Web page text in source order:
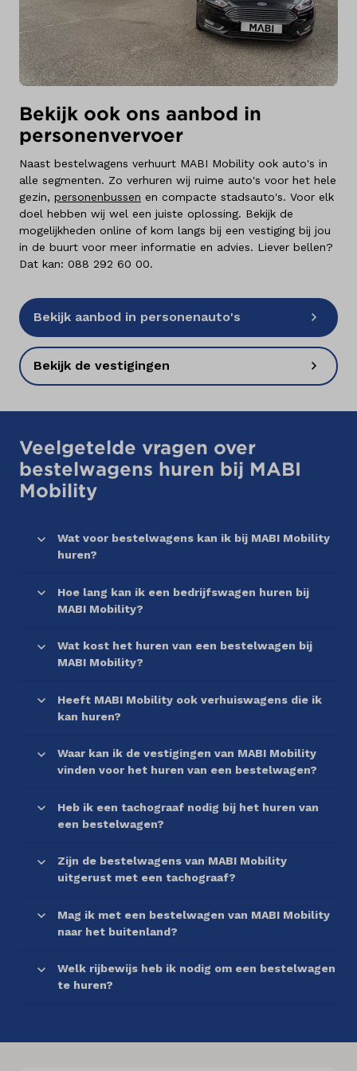
Bekijk ook ons aanbod in
personenvervoer
Naast bestelwagens verhuurt MABI Mobility ook auto's in
alle segmenten. Zo verhuren wij ruime auto's voor het hele
gezin, personenbussen en compacte stadsauto's. Voor elk
doel hebben wij wel een juiste oplossing. Bekijk de
mogelijkheden online of kom langs bij een vestiging bij jou
in de buurt voor meer informatie en advies. Liever bellen?
Dat kan: 088 292 60 00.
Bekijk aanbod in personenauto's
Bekijk de vestigingen
Veelgetelde vragen over
bestelwagens huren bij MABI
Mobility
Wat voor bestelwagens kan ik bij MABI Mobility
huren?
Hoe lang kan ik een bedrijfswagen huren bij
MABI Mobility?
Wat kost het huren van een bestelwagen bij
MABI Mobility?
Heeft MABI Mobility ook verhuiswagens die ik
kan huren?
Waar kan ik de vestigingen van MABI Mobility
vinden voor het huren van een bestelwagen?
Heb ik een tachograaf nodig bij het huren van
een bestelwagen?
Zijn de bestelwagens van MABI Mobility
uitgerust met een tachograaf?
Mag ik met een bestelwagen van MABI Mobility
naar het buitenland?
Welk rijbewijs heb ik nodig om een bestelwagen
te huren?